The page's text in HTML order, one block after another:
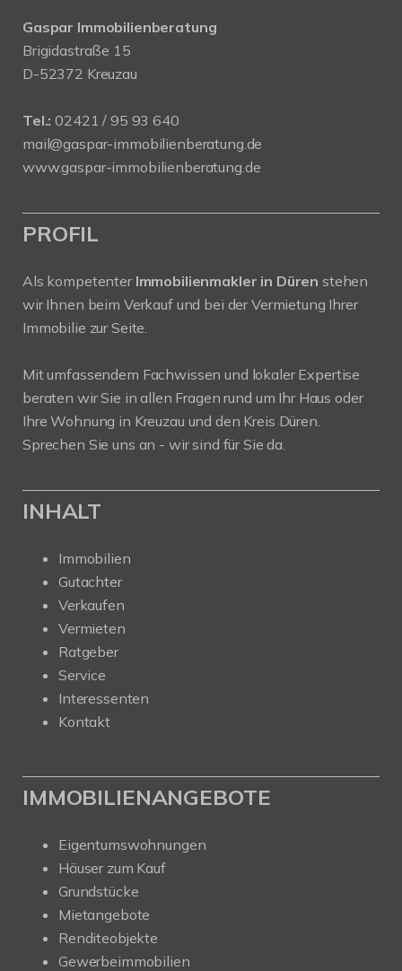
Gaspar Immobilienberatung
Brigidastraße 15
D-52372 Kreuzau
Tel.: 02421 / 95 93 640
mail@gaspar-immobilienberatung.de
www.gaspar-immobilienberatung.de
PROFIL
Als kompetenter Immobilienmakler in Düren stehen
wir Ihnen beim Verkauf und bei der Vermietung Ihrer
Immobilie zur Seite.
Mit umfassendem Fachwissen und lokaler Expertise
beraten wir Sie in allen Fragen rund um Ihr Haus oder
Ihre Wohnung in Kreuzau und den Kreis Düren.
Sprechen Sie uns an - wir sind für Sie da.
INHALT
Immobilien
Gutachter
Verkaufen
Vermieten
Ratgeber
Service
Interessenten
Kontakt
IMMOBILIENANGEBOTE
Eigentumswohnungen
Häuser zum Kauf
Grundstücke
Mietangebote
Renditeobjekte
Gewerbeimmobilien